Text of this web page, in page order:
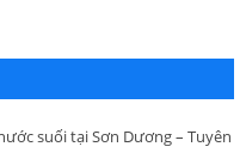
suối tại Sơn Dương – Tuyên